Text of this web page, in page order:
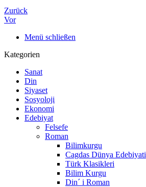
Zurück
Vor
Menü schließen
Kategorien
Sanat
Din
Siyaset
Sosyoloji
Ekonomi
Edebiyat
Felsefe
Roman
Bilimkurgu
Cagdas Dünya Edebiyati
Türk Klasikleri
Bilim Kurgu
Din´ i Roman